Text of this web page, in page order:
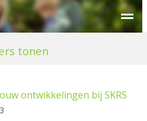
Peuteropvang
tonen
ontwikkelingen bij SKRS